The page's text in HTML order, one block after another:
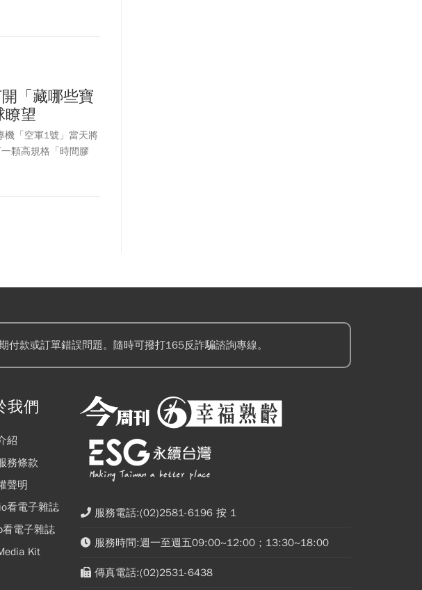
淘汰賽首勝紀錄。
分鐘1比1平手，因
比3擊敗德國晉級16
次全勝，但這場比賽
「藏哪些寶
瞭望
機「空軍1號」當天將
顆高規格「時間膠
當天才會打開。
付款或訂單錯誤問題。隨時可撥打165反詐騙諮詢專線。
我們
紹
務條款
聲明
看電子雜誌
看電子雜誌
Kit
服務電話:(02)2581-6196 按 1
服務時間:週一至週五09:00~12:00；13:30~18:00
傳真電話:(02)2531-6438